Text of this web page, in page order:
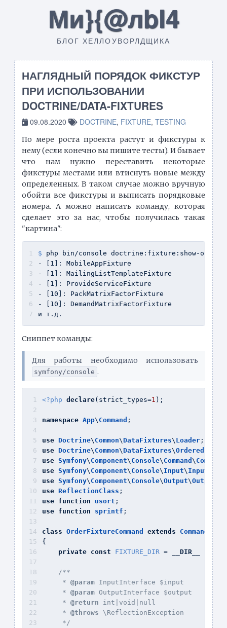
Ми}{@лbI4
БЛОГ ХЕЛЛОУВОРЛДЩИКА
НАГЛЯДНЫЙ ПОРЯДОК ФИКСТУР
ПРИ ИСПОЛЬЗОВАНИИ
DOCTRINE/DATA-FIXTURES
09.08.2020 DOCTRINE, FIXTURE, TESTING
По мере роста проекта растут и фикстуры к
нему (если конечно вы пишите тесты). И бывает
что нам нужно переставить некоторые
фикстуры местами или втиснуть новые между
определенных. В таком случае можно вручную
обойти все фикстуры и выписать порядковые
номера. А можно написать команду, которая
сделает это за нас, чтобы получилась такая
"картина":
$ php bin/console doctrine:fixture:show-order
- [1]: MobileAppFixture
- [1]: MailingListTemplateFixture
- [1]: ProvideServiceFixture
- [10]: PackMatrixFactorFixture
- [10]: DemandMatrixFactorFixture
и т.д.
Сниппет команды:
Для работы необходимо использовать
symfony/console .
<?php declare(strict_types=1 );
namespace App\ Command ;
use Doctrine\ Common\DataFixtures\ Loader ;
use Doctrine\ Common\DataFixtures\
use Symfony\ Component\ Console\ Command\ Command
use Symfony\ Component\ Console\ Input\
use Symfony\ Component\ Console\Output\
use ReflectionClass ;
use function usort ;
use function sprintf ;
class OrderFixtureCommand extends
Command
{
private const FIXTURE_DIR = __DIR__ . '/
/**
     *
@param InputInterface $input
     *
@param OutputInterface $output
     *
@return int|void|null
     *
@throws \ReflectionException
     */